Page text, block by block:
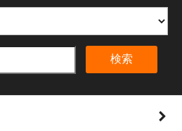
検索